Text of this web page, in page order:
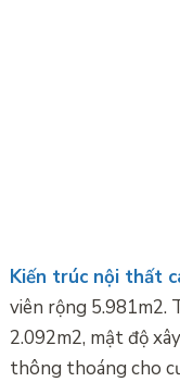
Kiến trúc nội thất
viên rộng 5.981m2.
2.092m2, mật độ
thông thoáng cho